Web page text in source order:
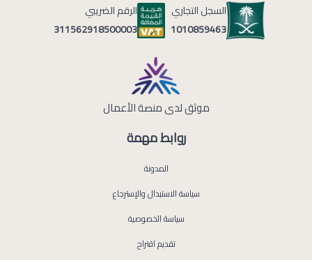
روابط مهمة
المدونة
سياسة الاستبدال والإسترجاع
سياسة الخصوصية
تقديم اقتراح
السجل التجاري
1010859463
الرقم الضريبي
311562918500003
موثق لدى منصة الأعمال